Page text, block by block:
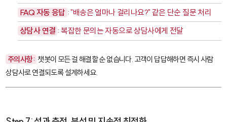
FAQ 자동 응답 : "배송은 얼마나 걸리나요?" 같은 단순 질문 처리
상담사 연결 : 복잡한 문의는 자동으로 상담사에게 전달
주의사항: 챗봇이 모든 걸 해결할 순 없습니다. 고객이 답답해하면 즉시 사람
상담사로 연결되도록 설계하세요.